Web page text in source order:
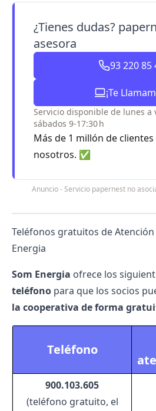
¿Tienes dudas?
asesora
93 220 85
¡Te
Servicio disponible de lunes a
sábados 9-17:30 h
Más de 1 millón de
nosotros. ✅
Anuncio - Servicio papernest no
Teléfonos gratuitos de Atención
Energia
Som Energia ofrece los
teléfono para que los socios
la cooperativa de forma
Teléfono
900.103.605
(teléfono gratuito, el